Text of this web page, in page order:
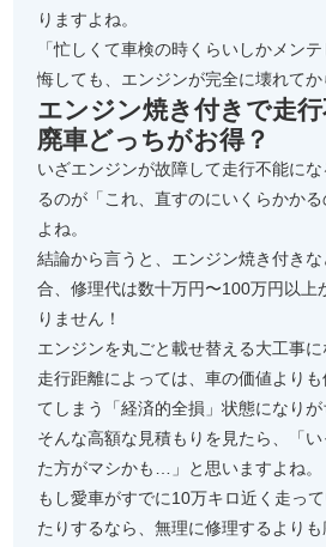
りますよね。
「忙しくて車検の時くらいしかメン
悔しても、エンジンが完全に壊れてか
エンジン焼き付きで走
廃車どっちがお得？
いざエンジンが故障して走行不能に
るのが「これ、直すのにいくらかか
よね。
結論から言うと、エンジン焼き付き
合、修理代は数十万円〜100万円以上
りません！
エンジンを丸ごと載せ替える大工事
走行距離によっては、車の価値より
てしまう「経済的全損」状態になりが
そんな高額な見積もりを見たら、「
た方がマシかも…」と思いますよね。
もし愛車がすでに10万キロ近く走っ
たりするなら、無理に修理するより